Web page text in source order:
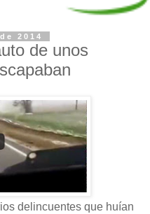
2014
de unos
delincuentes que huían